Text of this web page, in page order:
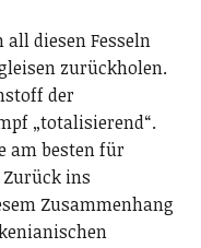
diesen Fesseln
zurückholen.
der
„totalisierend“.
am besten für
ins
Zusammenhang